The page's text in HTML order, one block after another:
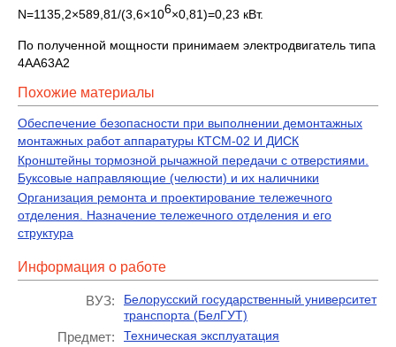
N=1135,2×589,81/(3,6×106×0,81)=0,23 кВт.
По полученной мощности принимаем электродвигатель типа
4АА63А2
Похожие материалы
Обеспечение безопасности при выполнении демонтажных
монтажных работ аппаратуры КТСМ-02 И ДИСК
Кронштейны тормозной рычажной передачи с отверстиями.
Буксовые направляющие (челюсти) и их наличники
Организация ремонта и проектирование тележечного
отделения. Назначение тележечного отделения и его
структура
Информация о работе
ВУЗ:
Белорусский государственный университет
транспорта (БелГУТ)
Предмет:
Техническая эксплуатация